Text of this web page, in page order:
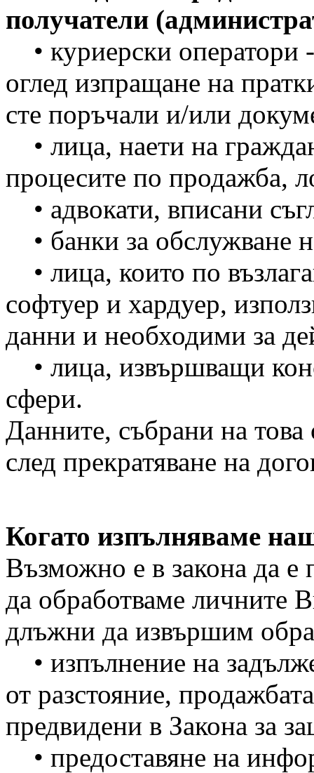
получатели
• куриерски
оглед изпращане на
сте поръчали и/или
• лица, наети на
процесите по продажба,
• адвокати, вписани
• банки за обслужване
• лица, които по
софтуер и хардуер,
данни и необходими за
• лица, извършващи
сфери.
Данните, събрани на
след прекратяване на
Когато изпълняваме
Възможно е в закона да е
да обработваме личните
длъжни да извършим
• изпълнение на
от разстояние,
предвидени в Закона за
• предоставяне на